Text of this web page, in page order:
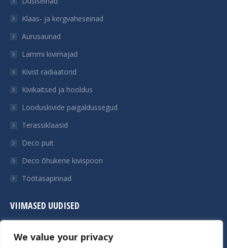
We value your privacy
Klaas- ja kergvaheseinad
Aurusaunad
Lammi kivimajad
Kivist radiaatorid
Kivikaitsed ja hooldus
Looduskivide paigaldussegud
Terassiklaasid
Deco puit
Deco õhukene kivispoon
Töötasapinnad
VIIMASED UUDISED
Üliõhuke looduskivi ehk kivispoon